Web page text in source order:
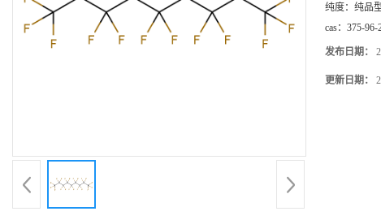
纯度： 纯品
cas： 375-96-
发布日期：
更新日期：